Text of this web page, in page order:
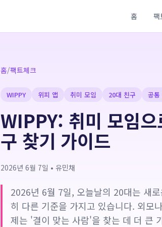
홈 팩
홈/팩트체크
WIPPY 위피 앱 취미 모임 20대 친구 공통
WIPPY: 취미 모임
구 찾기 가이드
2026년 6월 7일 • 유민채
2026년 6월 7일, 오늘날의 20대는 새
히 다른 기준을 가지고 있습니다. 외모
제는 '결이 맞는 사람'을 찾는 데 더 큰